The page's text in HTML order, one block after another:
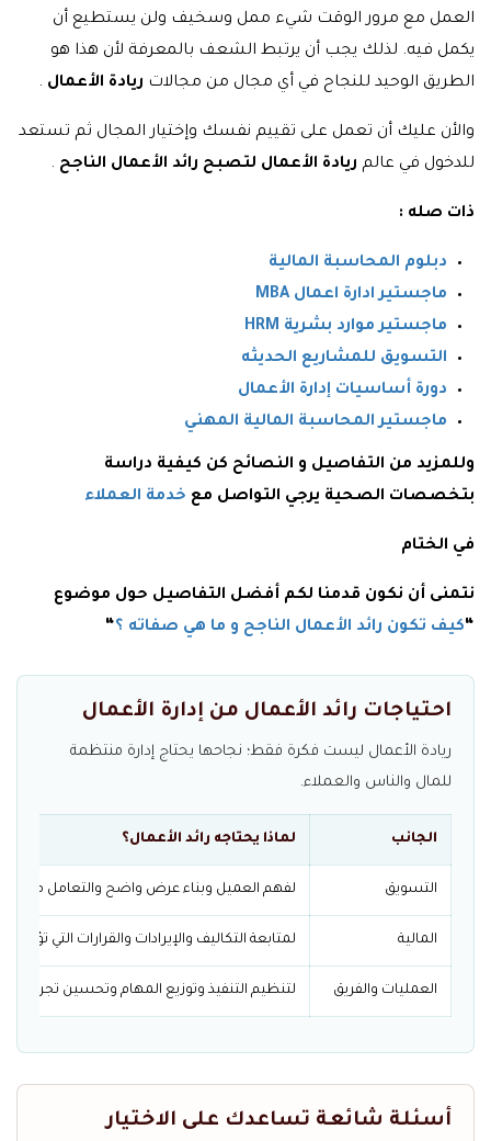
العمل مع مرور الوقت شيء ممل وسخيف ولن يستطيع أن
يكمل فيه. لذلك يجب أن يرتبط الشعف بالمعرفة لأن هذا هو
الطريق الوحيد للنجاح في أي مجال من مجالات ريادة الأعمال .
والأن عليك أن تعمل على تقييم نفسك وإختيار المجال ثم تستعد
للدخول في عالم ريادة الأعمال لتصبح رائد الأعمال الناجح .
ذات صله :
دبلوم المحاسبة المالية
ماجستير ادارة اعمال MBA
ماجستير موارد بشرية HRM
التسويق للمشاريع الحديثه
دورة أساسيات إدارة الأعمال
ماجستير المحاسبة المالية المهني
وللمزيد من التفاصيل و النصائح كن كيفية دراسة
بتخصصات الصحية يرجي التواصل مع خدمة العملاء
في الختام
نتمنى أن نكون قدمنا لكم أفضل التفاصيل حول موضوع
“كيف تكون رائد الأعمال الناجح و ما هي صفاته ؟“
احتياجات رائد الأعمال من إدارة الأعمال
ريادة الأعمال ليست فكرة فقط؛ نجاحها يحتاج إدارة منتظمة
للمال والناس والعملاء.
الجانب لماذا يحتاجه رائد الأعمال؟
التسويق لفهم العميل وبناء عرض واضح والتعامل مع
المالية لمتابعة التكاليف والإيرادات والقرارات التي تؤثر
العمليات والفريق لتنظيم التنفيذ وتوزيع المهام وتحسين تجربة
أسئلة شائعة تساعدك على الاختيار